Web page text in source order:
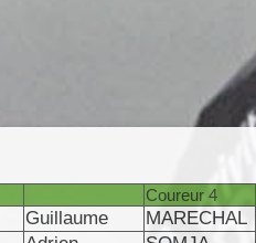
Coureur 4
Guillaume MARECHAL